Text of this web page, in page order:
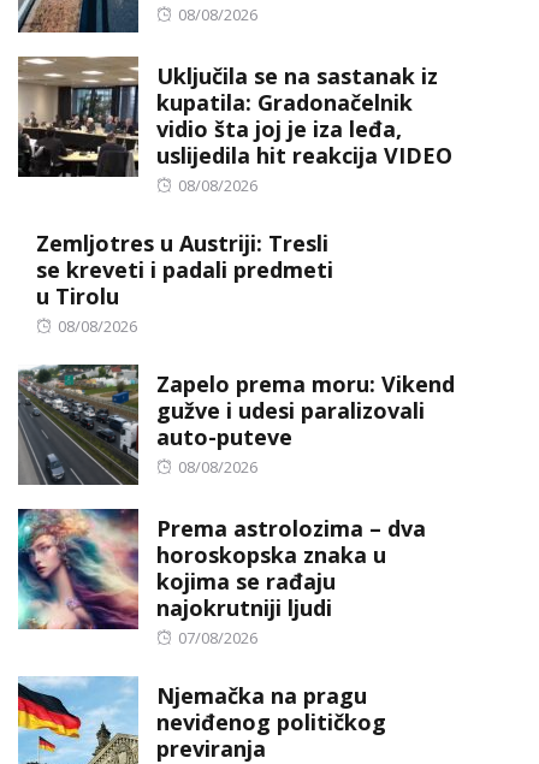
Posted
08/08/2026
Uključila se na sastanak iz
kupatila: Gradonačelnik
vidio šta joj je iza leđa,
uslijedila hit reakcija VIDEO
Posted
08/08/2026
Zemljotres u Austriji: Tresli
se kreveti i padali predmeti
u Tirolu
Posted
08/08/2026
Zapelo prema moru: Vikend
gužve i udesi paralizovali
auto-puteve
Posted
08/08/2026
Prema astrolozima – dva
horoskopska znaka u
kojima se rađaju
najokrutniji ljudi
Posted
07/08/2026
Njemačka na pragu
neviđenog političkog
previranja